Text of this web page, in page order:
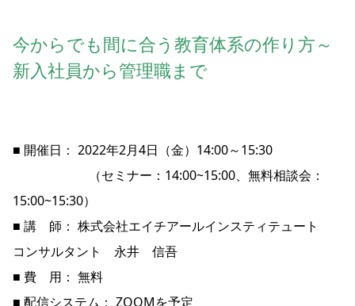
今からでも間に合う教育体系の作り方～
新入社員から管理職まで
■ 開催日： 2022年2月4日（金）14:00～15:30
（セミナー：14:00~15:00、無料相談会：
15:00~15:30）
■ 講 師： 株式会社エイチアールインスティテュート
コンサルタント 永井 信吾
■ 費 用： 無料
■ 配信システム： ZOOMを予定